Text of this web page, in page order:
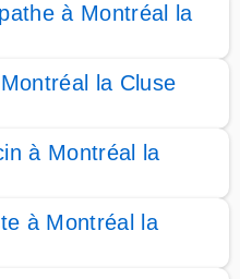
à Montréal la
la Cluse
à Montréal la
à Montréal la